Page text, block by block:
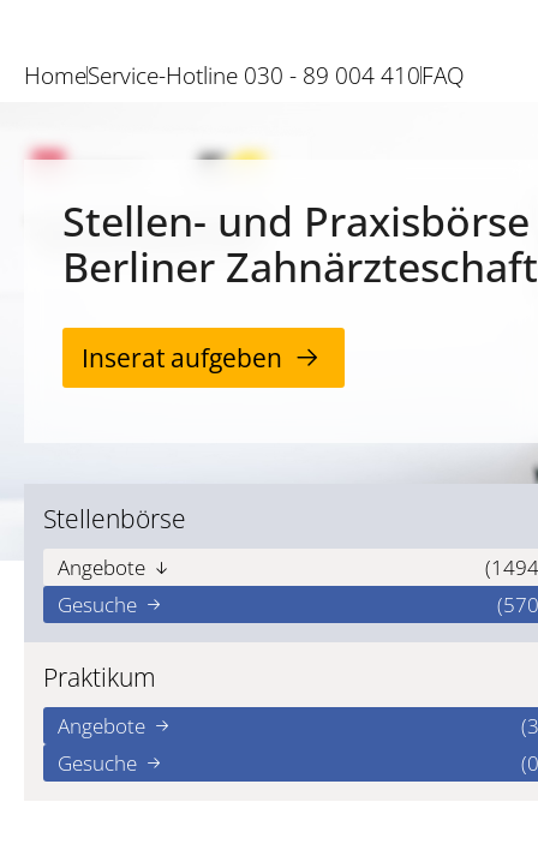
HomeService-Hotline 030 - 89 004 410FAQ
Stellen- und
Berliner Zahnärzteschaft
Inserat aufgeben
Stellenbörse
Angebote
Gesuche
Praktikum
Angebote
Gesuche